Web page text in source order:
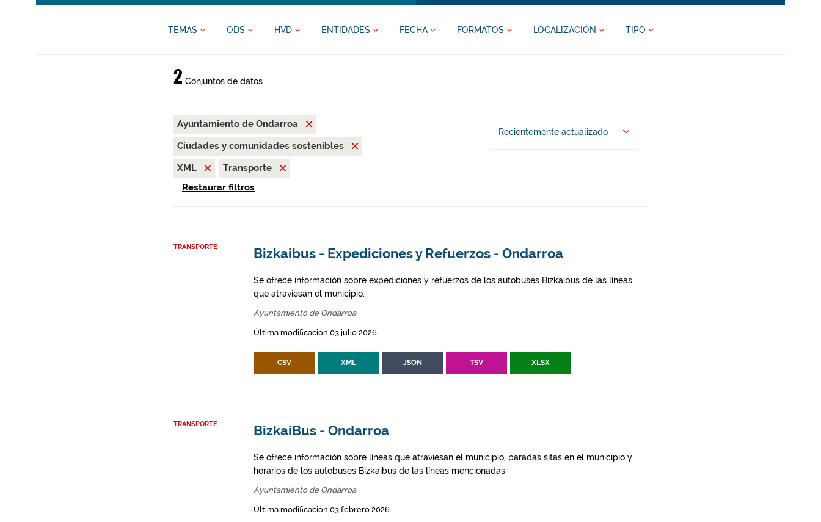
TEMAS ODS HVD ENTIDADES FECHA FORMATOS LOCALIZACIÓN TIPO
2 Conjuntos de datos
Ayuntamiento de Ondarroa
Ciudades y comunidades sostenibles
XML
Transporte
Restaurar filtros
Recientemente actualizado
TRANSPORTE Bizkaibus - Expediciones y Refuerzos - Ondarroa
Se ofrece información sobre expediciones y refuerzos de los autobuses Bizkaibus de las líneas
que atraviesan el municipio.
Ayuntamiento de Ondarroa
Última modificación 03 julio 2026
CSV XML JSON TSV XLSX
TRANSPORTE BizkaiBus - Ondarroa
Se ofrece información sobre líneas que atraviesan el municipio, paradas sitas en el municipio y
horarios de los autobuses Bizkaibus de las líneas mencionadas.
Ayuntamiento de Ondarroa
Última modificación 03 febrero 2026